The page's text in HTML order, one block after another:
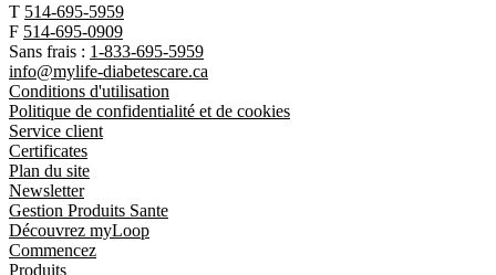
T 514-695-5959
F 514-695-0909
Sans frais : 1-833-695-5959
info@mylife-diabetescare.ca
Conditions d'utilisation
Politique de confidentialité et de cookies
Service client
Certificates
Plan du site
Newsletter
Gestion Produits Sante
Découvrez myLoop
Commencez
Produits